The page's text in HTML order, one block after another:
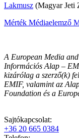
Lakmusz (Magyar Jeti
Mérték Médiaelemző
A European Media
Információs Alap –
kizárólag a szerző(k)
EMIF, valamint az
Foundation és a
Sajtókapcsolat:
+36 20 665 0384